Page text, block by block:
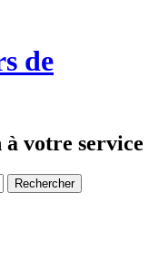
de
votre service